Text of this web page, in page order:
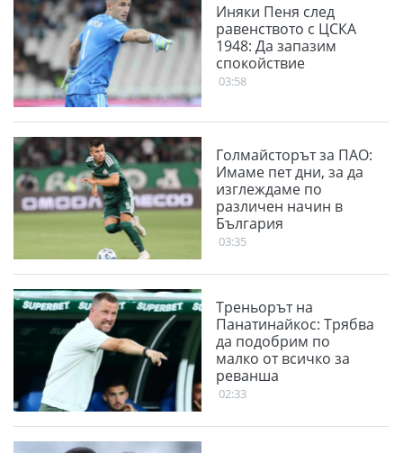
Иняки Пеня след
равенството с ЦСКА
1948: Да запазим
спокойствие
03:58
Голмайсторът за ПАО:
Имаме пет дни, за да
изглеждаме по
различен начин в
България
03:35
Треньорът на
Панатинайкос: Трябва
да подобрим по
малко от всичко за
реванша
02:33